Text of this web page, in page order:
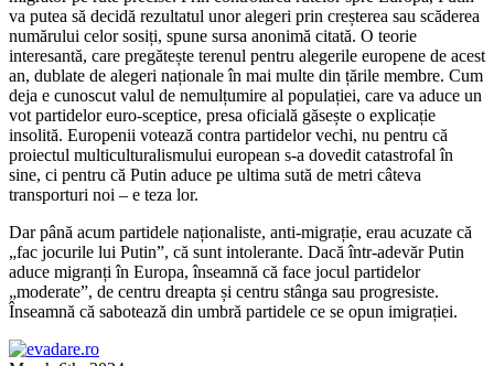
va putea să decidă rezultatul unor alegeri prin creșterea sau scăderea
numărului celor sosiți, spune sursa anonimă citată. O teorie
interesantă, care pregătește terenul pentru alegerile europene de acest
an, dublate de alegeri naționale în mai multe din țările membre. Cum
deja e cunoscut valul de nemulțumire al populației, care va aduce un
vot partidelor euro-sceptice, presa oficială găsește o explicație
insolită. Europenii votează contra partidelor vechi, nu pentru că
proiectul multiculturalismului european s-a dovedit catastrofal în
sine, ci pentru că Putin aduce pe ultima sută de metri câteva
transporturi noi – e teza lor.
Dar până acum partidele naționaliste, anti-migrație, erau acuzate că
„fac jocurile lui Putin”, că sunt intolerante. Dacă într-adevăr Putin
aduce migranți în Europa, înseamnă că face jocul partidelor
„moderate”, de centru dreapta și centru stânga sau progresiste.
Înseamnă că sabotează din umbră partidele ce se opun imigrației.